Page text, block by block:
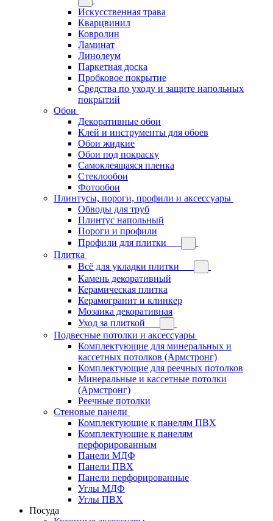
Искусственная трава
Кварцвинил
Ковролин
Ламинат
Линолеум
Паркетная доска
Пробковое покрытие
Средства по уходу и защите напольных
покрытий
Обои
Декоративные обои
Клей и инструменты для обоев
Обои жидкие
Обои под покраску
Самоклеящаяся пленка
Стеклообои
Фотообои
Плинтусы, пороги, профили и аксессуары
Обводы для труб
Плинтус напольный
Пороги и профили
Профили для плитки
Плитка
Всё для укладки плитки
Камень декоративный
Керамическая плитка
Керамогранит и клинкер
Мозаика декоративная
Уход за плиткой
Подвесные потолки и аксессуары
Комплектующие для минеральных и
кассетных потолков (Армстронг)
Комплектующие для реечных потолков
Минеральные и кассетные потолки
(Армстронг)
Реечные потолки
Стеновые панели
Комплектующие к панелям ПВХ
Комплектующие к панелям
перфорированным
Панели МДФ
Панели ПВХ
Панели перфорированные
Углы МДФ
Углы ПВХ
Посуда